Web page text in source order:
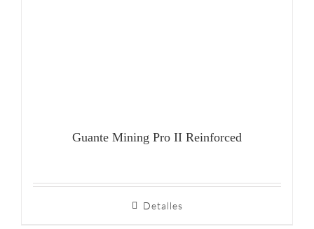
Guante Mining Pro II Reinforced
Detalles